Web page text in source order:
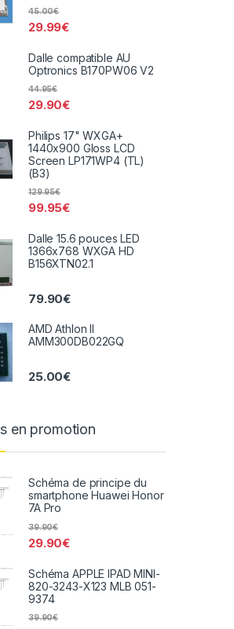
29.99€
45.00€
Dalle compatible AU
Optronics B170PW06 V2
29.90€
44.95€
Philips 17" WXGA+
1440x900 Gloss LCD
Screen LP171WP4 (TL)
(B3)
99.95€
129.95€
Dalle 15.6 pouces LED
1366x768 WXGA HD
B156XTN02.1
79.90€
AMD Athlon II
AMM300DB022GQ
25.00€
en promotion
Schéma de principe du
smartphone Huawei Honor
7A Pro
29.90€
39.90€
Schéma APPLE IPAD MINI-
820-3243-X123 MLB 051-
9374
39.90€